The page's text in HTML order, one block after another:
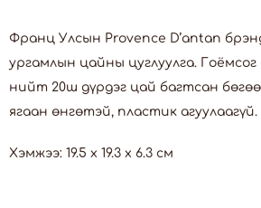
Франц Улсын Provence D’antan
ургамлын цайны цуглуулга.
нийт 20ш дүрдэг цай багтсан
ягаан өнгөтэй, пластик агуулаагүй.
Хэмжээ: 19.5 x 19.3 x 6.3 см